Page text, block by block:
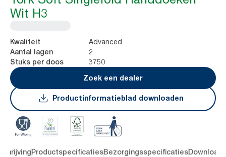
Wit H3
Kwaliteit Advanced
Aantal lagen 2
Stuks per doos
3750
Zoek een dealer
Productinformatieblad downloaden
ProductspecificatiesBezorgingsspecificaties